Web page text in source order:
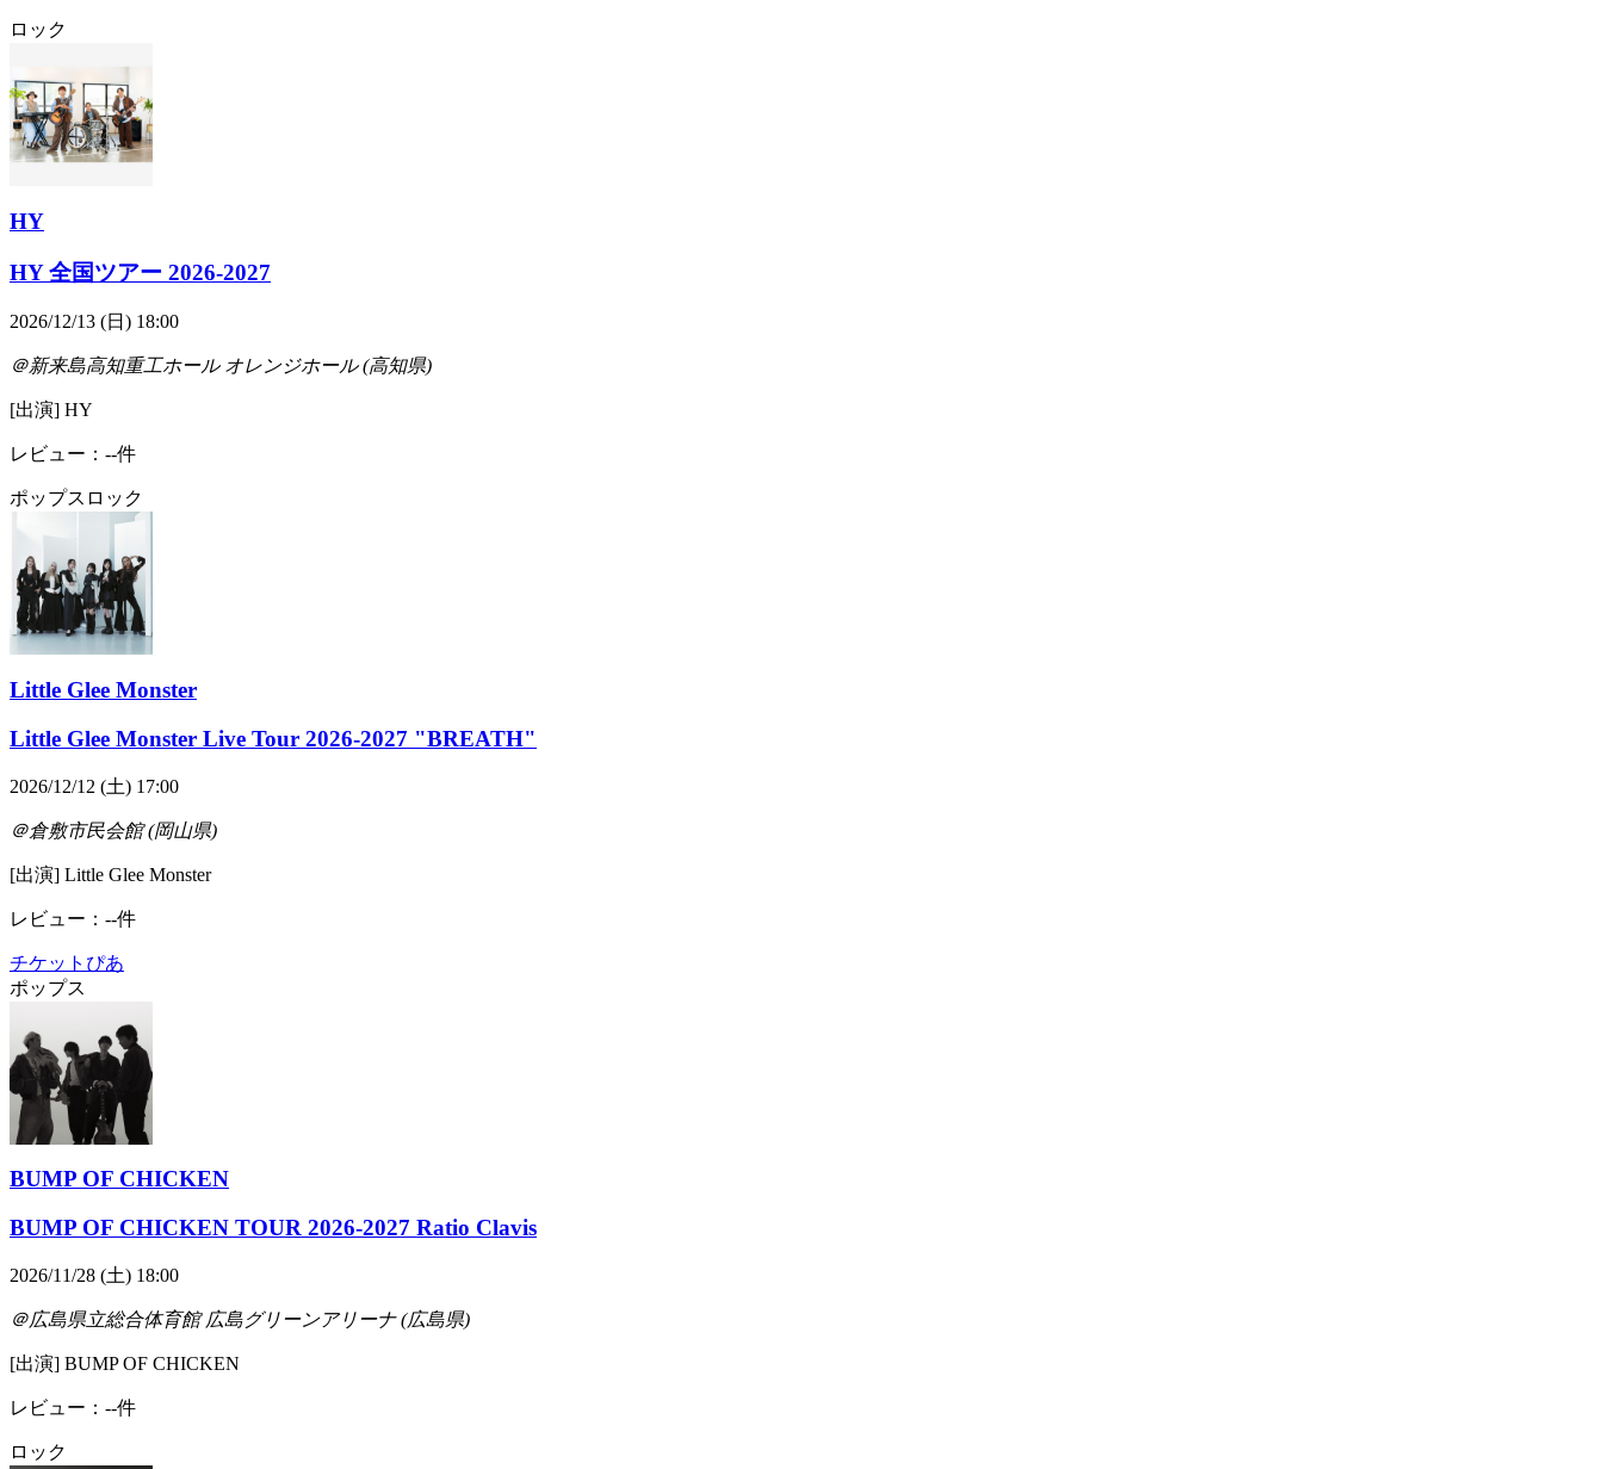
ロック
HY
HY 全国ツアー 2026-2027
2026/12/13 (日) 18:00
＠新来島高知重工ホール オレンジホール (高知県)
[出演] HY
レビュー：--件
ポップス ロック
Little Glee Monster
Little Glee Monster Live Tour 2026-2027 "BREATH"
2026/12/12 (土) 17:00
＠倉敷市民会館 (岡山県)
[出演] Little Glee Monster
レビュー：--件
チケットぴあ
ポップス
BUMP OF CHICKEN
BUMP OF CHICKEN TOUR 2026-2027 Ratio Clavis
2026/11/28 (土) 18:00
＠広島県立総合体育館 広島グリーンアリーナ (広島県)
[出演] BUMP OF CHICKEN
レビュー：--件
ロック